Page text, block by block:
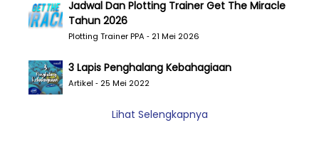
Jadwal Dan Plotting Trainer Get The Miracle
Tahun 2026
Plotting Trainer PPA ‐ 21 Mei 2026
3 Lapis Penghalang Kebahagiaan
Artikel ‐ 25 Mei 2022
Lihat Selengkapnya